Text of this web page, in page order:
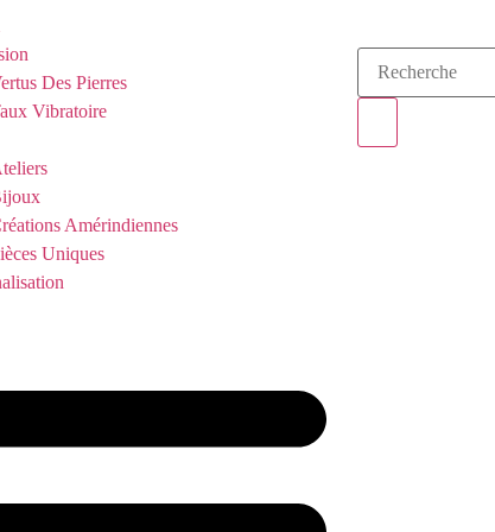
Des Pierres
Vibratoire
Amérindiennes
Uniques